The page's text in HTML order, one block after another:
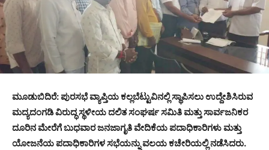
ಮೂಡುಬಿದಿರೆ: ಪುರಸಭೆ ವ್ಯಾಪ್ತಿಯ ಕಲ್ಲಬೆಟ್ಟುವಿನಲ್ಲಿ ಸ್ಥಾಪಿಸಲು ಉದ್ದೇಶಿಸಿರುವ
ಮದ್ಯದಂಗಡಿ ವಿರುದ್ಧ ಸ್ಥಳೀಯ ದಲಿತ ಸಂಘರ್ಷ ಸಮಿತಿ ಮತ್ತು ಸಾರ್ವಜನಿಕರ
ದೂರಿನ ಮೇರೆಗೆ ಬುಧವಾರ ಜನಜಾಗೃತಿ ವೇದಿಕೆಯ ಪದಾಧಿಕಾರಿಗಳು ಮತ್ತು
ಯೋಜನೆಯ ಪದಾಧಿಕಾರಿಗಳ ಸಭೆಯನ್ನು ವಲಯ ಕಚೇರಿಯಲ್ಲಿ ನಡೆಸಿದರು.